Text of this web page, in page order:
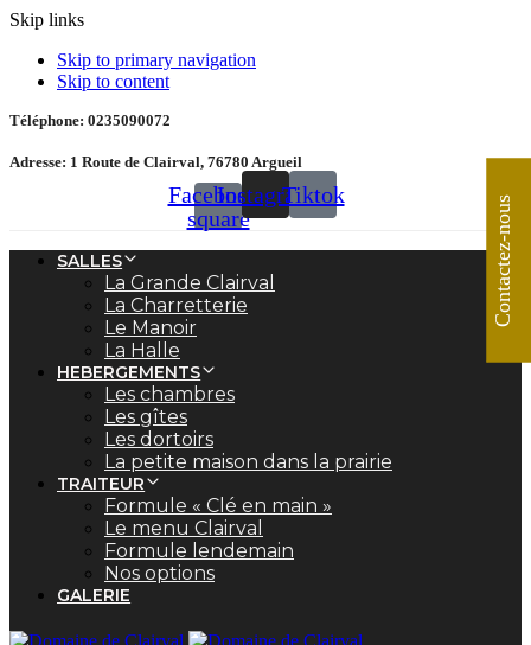
Skip links
Skip to primary navigation
Skip to content
Téléphone: 0235090072
Adresse: 1 Route de Clairval, 76780 Argueil
Facebook-
square
InstagramTiktok
SALLES
La Grande Clairval
La Charretterie
Le Manoir
La Halle
HEBERGEMENTS
Les chambres
Les gîtes
Les dortoirs
La petite maison dans la prairie
TRAITEUR
Formule « Clé en main »
Le menu Clairval
Formule lendemain
Nos options
GALERIE
Contactez-nous